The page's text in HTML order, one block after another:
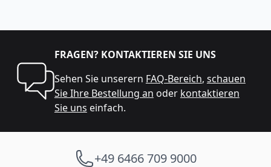
FRAGEN? KONTAKTIEREN SIE UNS
Sehen Sie unserern FAQ-Bereich, schauen
Sie Ihre Bestellung an oder kontaktieren
Sie uns einfach.
+49 6466 709 9000